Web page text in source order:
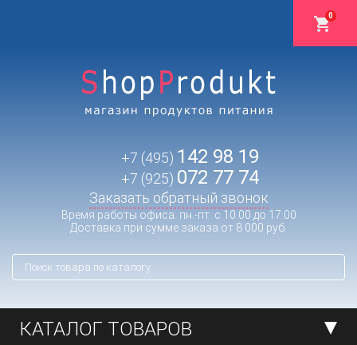
0
+7 (495) 142 98 19
+7 (925) 072 77 74
Заказать обратный звонок
Время работы офиса: пн.-пт. с 10:00 до 17:00
Доставка при сумме заказа от 8 000 руб.
КАТАЛОГ ТОВАРОВ